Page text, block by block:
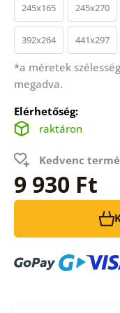
245x165 245x270
392x264 441x297
*a méretek
megadva.
Elérhetőség:
raktáron
Kedvenc
9 930 Ft